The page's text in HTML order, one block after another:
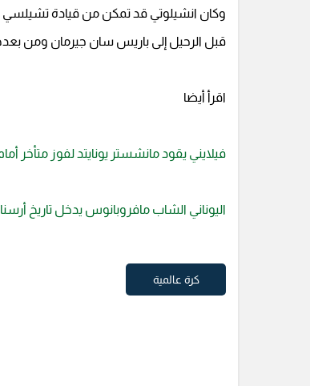
قبل الرحيل إلى باريس سان جيرمان ومن
اقرأ أيضا
فيلايني يقود مانشستر يونايتد لفوز متأخر
اليوناني الشاب مافروبانوس يدخل تاريخ
كرة عالمية